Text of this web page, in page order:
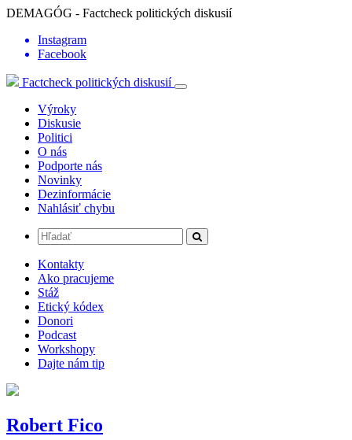
DEMAGÓG - Factcheck politických diskusií
Instagram
Facebook
Factcheck politických diskusií
Výroky
Diskusie
Politici
O nás
Podporte nás
Novinky
Dezinformácie
Nahlásiť chybu
Kontakty
Ako pracujeme
Stáž
Etický kódex
Donori
Podcast
Workshopy
Dajte nám tip
Robert Fico